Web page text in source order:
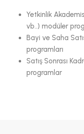
Yetkinlik
vb..) modüler
Bayi ve Saha
programları
Satış Sonrası
programlar